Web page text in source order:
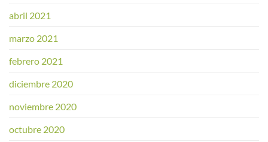
abril 2021
marzo 2021
febrero 2021
diciembre 2020
noviembre 2020
octubre 2020